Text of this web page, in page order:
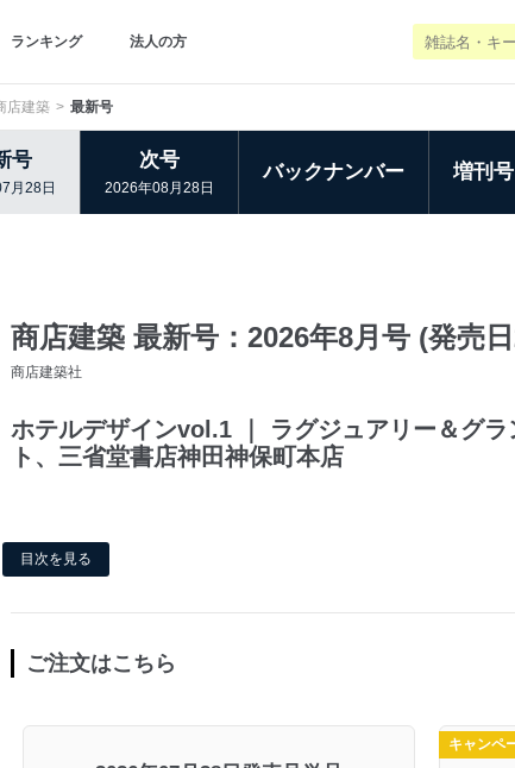
ランキング 法人の方
店建築 最新号
号
月28日
次号
2026年08月28日
バックナンバー 増刊
商店建築 最新号：2026年8月号 (発売
商店建築社
ホテルデザインvol.1 ｜ ラグジュアリー＆グ
ト、三省堂書店神田神保町本店
目次を見る
ご注文はこちら
キャンペ